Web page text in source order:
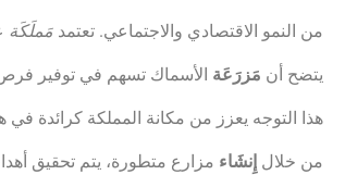
من النمو الاقتصادي والاجتماعي. تعتمدمَملَكَة
يتضح أن مَزرَعَة الأسماك تسهم في توفير
هذا التوجه يعزز من مكانة المملكة كرائدة في
من خلالإِنشَاء مزارع متطورة، يتم تحقيق